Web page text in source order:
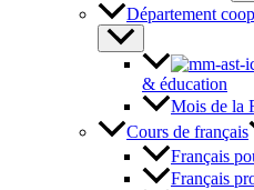
Département
& éducation
Mois de la
Cours de français
Français
Français